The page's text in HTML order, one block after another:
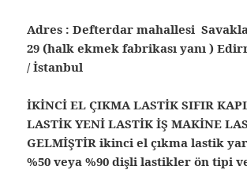
Adres : Defterdar mahallesi
29 (halk ekmek fabrikası yanı )
/ İstanbul
İKİNCİ EL ÇIKMA LASTİK SIFIR
LASTİK YENİ LASTİK İŞ MAKİNE
GELMİŞTİR ikinci el çıkma lastik
%50 veya %90 dişli lastikler ön tipi